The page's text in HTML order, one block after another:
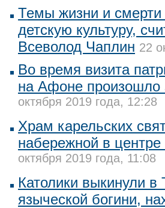
Темы жизни и смерти
детскую культуру,
Всеволод Чаплин 22
Во время визита
на Афоне произошло
октября 2019 года, 12:28
Храм карельских
набережной в центре
октября 2019 года, 11:08
Католики выкинули в
языческой богини,